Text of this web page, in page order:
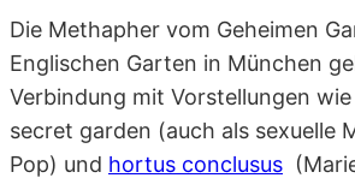
Die Methapher vom Geheimen
Englischen Garten in München
Verbindung mit Vorstellungen
secret garden (auch als sexuelle
Pop) und hortus conclusus